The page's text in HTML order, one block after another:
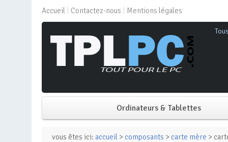
Accueil Contactez-nous Mentions légales
Ordinateurs & Tablettes
PC de bureau
vous êtes ici: accueil > composants > carte mère >